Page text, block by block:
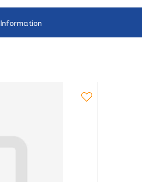
Information